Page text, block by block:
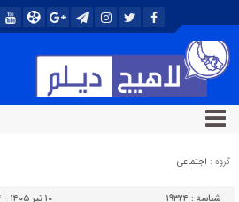
گروه : اجتماعی
شناسه : ۱۹۳۲۴
۱۰ تیر ۱۴۰۵ - ۲۱:۵۶